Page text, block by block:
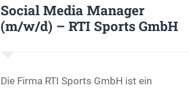
Social Media Manager
(m/w/d) – RTI Sports GmbH
Die Firma RTI Sports GmbH ist ein